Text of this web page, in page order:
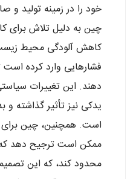
خود را در زمینه تولید و
چین به دلیل تلاش
کاهش آلودگی محیط
فشارهایی وارد کرده
دهند. این تغییرات
یدکی نیز تأثیر گذاشته
است. همچنین، چین برای
ممکن است ترجیح دهد که
محدود کند، که این